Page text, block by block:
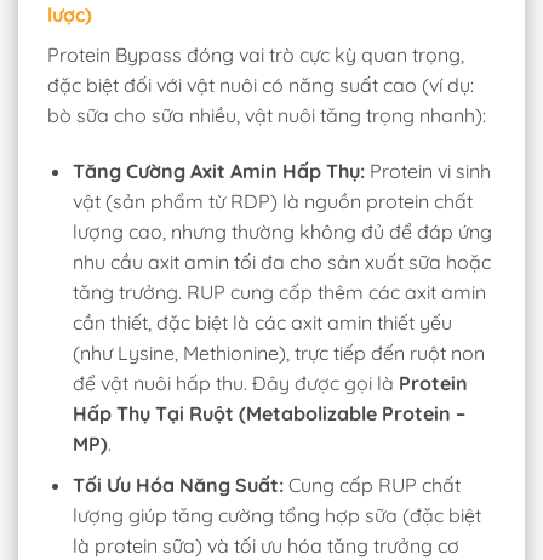
lược)
Protein Bypass đóng vai trò cực kỳ quan trọng,
đặc biệt đối với vật nuôi có năng suất cao (ví dụ:
bò sữa cho sữa nhiều, vật nuôi tăng trọng nhanh):
Tăng Cường Axit Amin Hấp Thụ:Protein vi sinh
vật (sản phẩm từ RDP) là nguồn protein chất
lượng cao, nhưng thường không đủ để đáp ứng
nhu cầu axit amin tối đa cho sản xuất sữa hoặc
tăng trưởng. RUP cung cấp thêm các axit amin
cần thiết, đặc biệt là các axit amin thiết yếu
(như Lysine, Methionine), trực tiếp đến ruột non
để vật nuôi hấp thu. Đây được gọi là Protein
Hấp Thụ Tại Ruột (Metabolizable Protein –
MP).
Tối Ưu Hóa Năng Suất:Cung cấp RUP chất
lượng giúp tăng cường tổng hợp sữa (đặc biệt
là protein sữa) và tối ưu hóa tăng trưởng cơ